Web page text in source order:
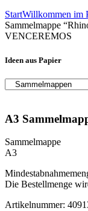
StartWillkommen im
Sammelmappe
VENCEREMOS
Ideen aus Papier
A3
Sammelmappe
A3
Die Bestellmenge
Artikelnummer: